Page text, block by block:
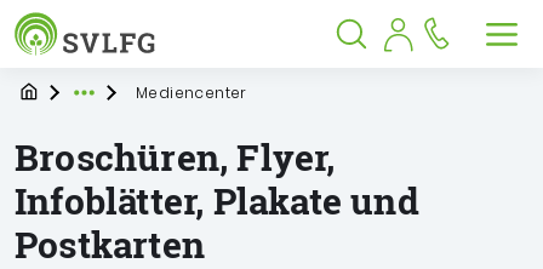
Inhalt
Suche
Springe zu: Hauptmenü
Sozialversicherung für
Suche öffnen
Suche schließen
StartpageExpand breadcrumb Navigation
Mediencenter
Broschüren, Flyer,
Infoblätter, Plakate und
Postkarten